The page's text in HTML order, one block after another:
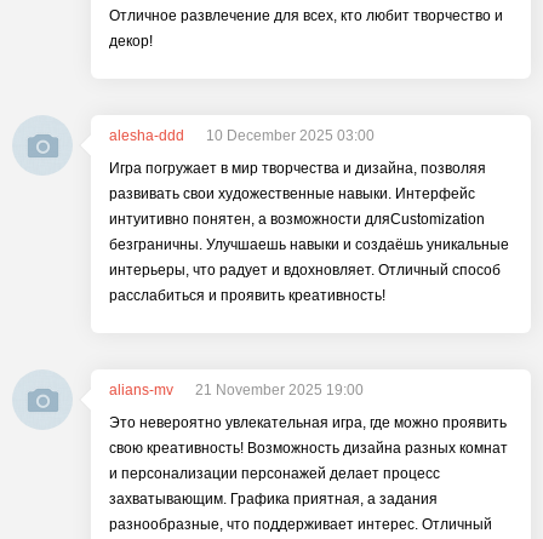
Отличное развлечение для всех, кто любит творчество и
декор!
alesha-ddd
10 December 2025 03:00
Игра погружает в мир творчества и дизайна, позволяя
развивать свои художественные навыки. Интерфейс
интуитивно понятен, а возможности дляCustomization
безграничны. Улучшаешь навыки и создаёшь уникальные
интерьеры, что радует и вдохновляет. Отличный способ
расслабиться и проявить креативность!
alians-mv
21 November 2025 19:00
Это невероятно увлекательная игра, где можно проявить
свою креативность! Возможность дизайна разных комнат
и персонализации персонажей делает процесс
захватывающим. Графика приятная, а задания
разнообразные, что поддерживает интерес. Отличный